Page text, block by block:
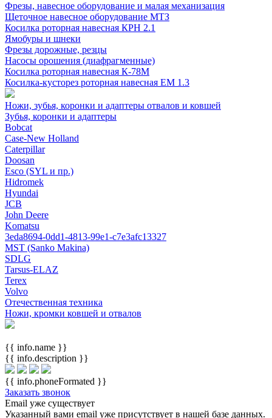
Фрезы, навесное оборудование и малая механизация
Щеточное навесное оборудование МТЗ
Косилка роторная навесная КРН 2.1
Ямобуры и шнеки
Фрезы дорожные, резцы
Насосы орошения (диафрагменные)
Косилка роторная навесная К-78М
Косилка-кусторез роторная навесная ЕМ 1.3
Ножи, зубья, коронки и адаптеры отвалов и ковшей
Зубья, коронки и адаптеры
Bobcat
Case-New Holland
Caterpillar
Doosan
Esco (SYL и пр.)
Hidromek
Hyundai
JCB
John Deere
Komatsu
3eda8694-0dd1-4813-99e1-c7e3afc13327
MST (Sanko Makina)
SDLG
Tarsus-ELAZ
Terex
Volvo
Отечественная техника
Ножи, кромки ковшей и отвалов
{{ info.name }}
{{ info.description }}
{{ info.phoneFormated }}
Заказать звонок
Email уже существует
Указанный вами email уже присутствует в нашей базе данных.